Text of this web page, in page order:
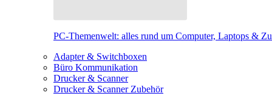
PC-Themenwelt: alles rund um Computer, Laptops &
Adapter & Switchboxen
Büro Kommunikation
Drucker & Scanner
Drucker & Scanner Zubehör